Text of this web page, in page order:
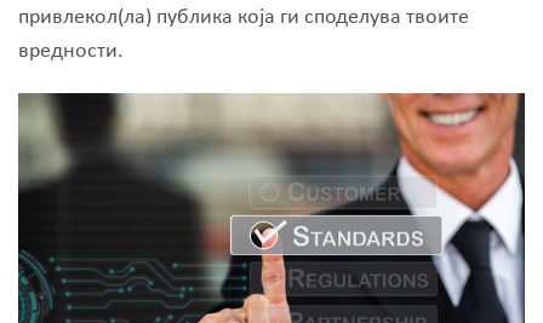
привлекол(ла) публика која ги споделува твоите
вредности.